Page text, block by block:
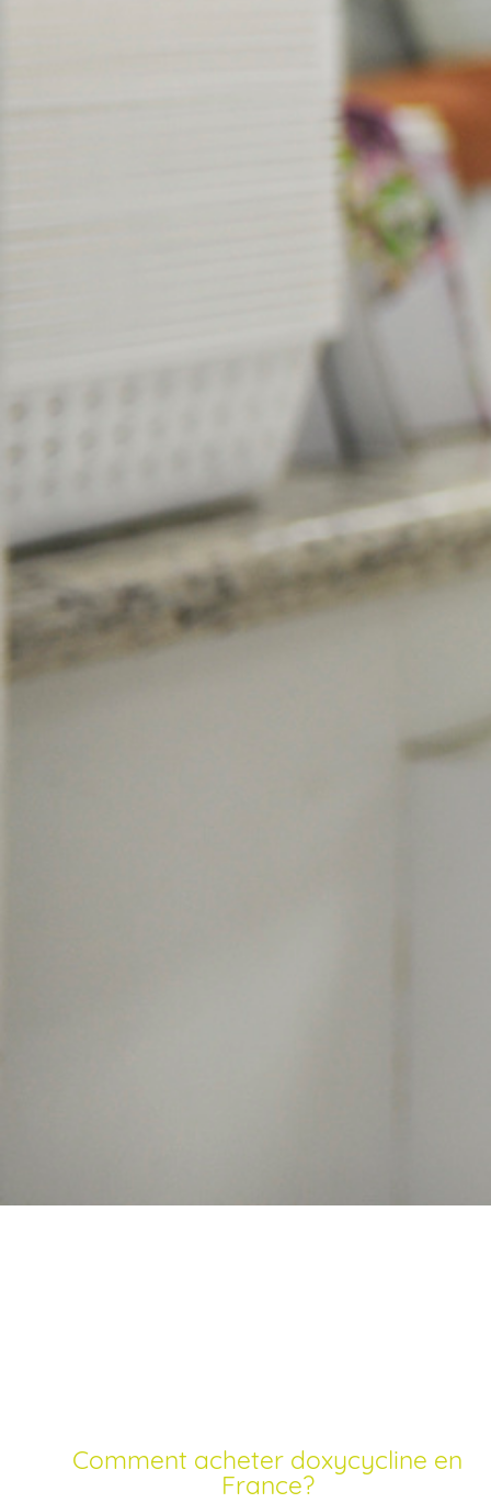
Comment acheter doxycycline en
France?